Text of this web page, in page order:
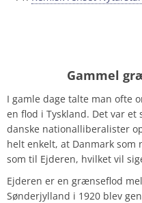
Gammel
I gamle dage talte man ofte
en flod i Tyskland. Det var
danske nationalliberalister
helt enkelt, at Danmark som
som til Ejderen, hvilket vil
Ejderen er en grænseflod
Sønderjylland i 1920 blev